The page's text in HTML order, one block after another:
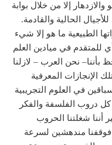
والازدهار إلا من خلال بوابة
الحالية والقادمة.
الطبيعية ما هو إلا شيء
للمتقدم في ميادين العلم
بأننا– نحن العرب – لازلنا
الإنجازات المعرفية
في العلوم التجريبية
كل دروب الفلسفة والفكر
أننا شغلتنا الحروب
فوقفنا مندهشين لسرعة